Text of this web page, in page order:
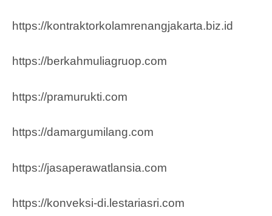
https://kontraktorkolamrenangjakarta.biz.id
https://berkahmuliagruop.com
https://pramurukti.com
https://damargumilang.com
https://jasaperawatlansia.com
https://konveksi-di.lestariasri.com